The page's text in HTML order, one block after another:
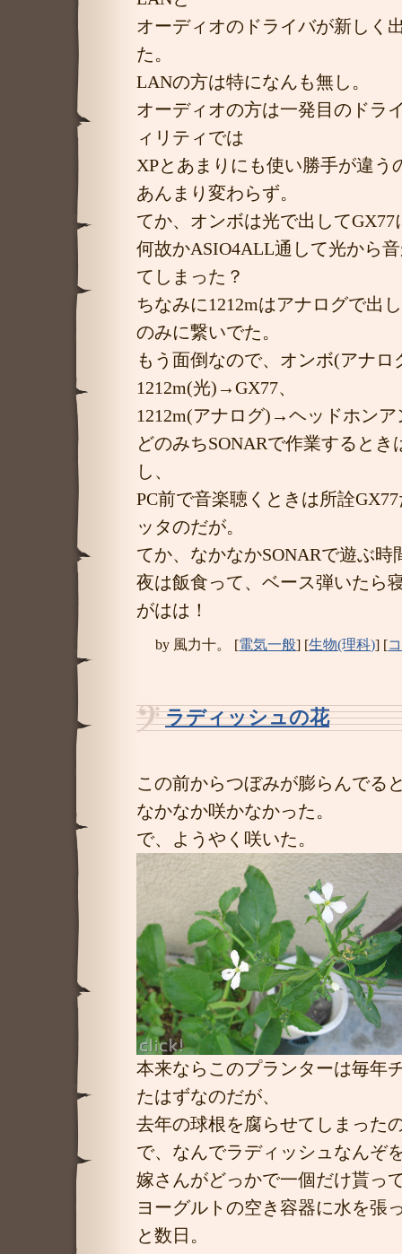
オーディオのドライバが新しく
た。
LANの方は特になんも無し。
オーディオの方は一発目のドラ
ィリティでは
XPとあまりにも使い勝手が違う
あんまり変わらず。
てか、オンボは光で出して
何故かASIO4ALL通して光から
てしまった？
ちなみに1212mはアナログで出
のみに繋いでた。
もう面倒なので、オンボ(アナ
1212m(光)→GX77、
1212m(アナログ)→ヘッドホンア
どのみちSONARで作業すると
し、
PC前で音楽聴くときは所詮
ッタのだが。
てか、なかなかSONARで遊ぶ時
夜は飯食って、ベース弾いたら
がはは！
by 風力十。 [電気一般] [生物(理科)] [
ラディッシュの花―
この前からつぼみが膨らんでる
なかなか咲かなかった。
で、ようやく咲いた。
本来ならこのプランターは毎年
たはずなのだが、
去年の球根を腐らせてしまった
で、なんでラディッシュなんぞ
嫁さんがどっかで一個だけ貰っ
ヨーグルトの空き容器に水を張
と数日。